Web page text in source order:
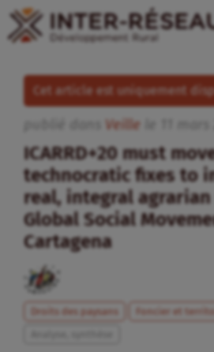
Cet article est uniquement
Veille
ICARRD+20 must
technocratic fixes to
real, integral
Global Social
Cartagena
Droits des paysans Foncier et